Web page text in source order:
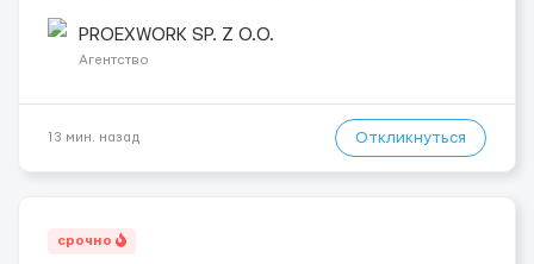
Связка арматурных стержней. - Заливка бетона. - Демонтаж
опалубки после за...
PROEXWORK SP. Z O.O.
Агентство
13 мин. назад Откликнуться
срочно